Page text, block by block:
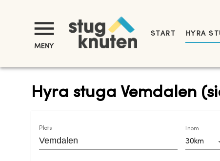
MENY
START HYRA
Hyra stuga Vemdalen
Plats Inom
30km